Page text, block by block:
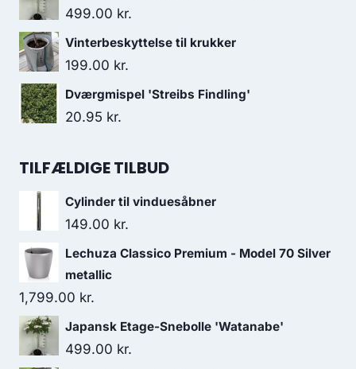
499.00 kr.
Vinterbeskyttelse til krukker
199.00 kr.
Dværgmispel 'Streibs Findling'
20.95 kr.
TILFÆLDIGE TILBUD
Cylinder til vinduesåbner
149.00 kr.
Lechuza Classico Premium - Model 70 Silver
metallic
1,799.00 kr.
Japansk Etage-Snebolle 'Watanabe'
499.00 kr.